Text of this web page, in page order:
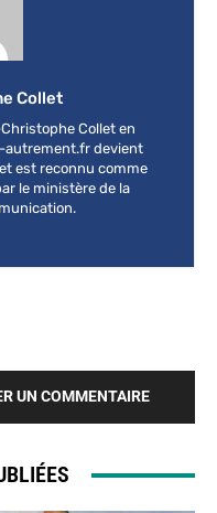
Collet
Collet en
autrement.fr devient
est reconnu comme
le ministère de la
UN COMMENTAIRE